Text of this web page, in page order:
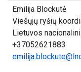
Emilija Blockutė
Viešųjų ryšių
Lietuvos
+37052621883